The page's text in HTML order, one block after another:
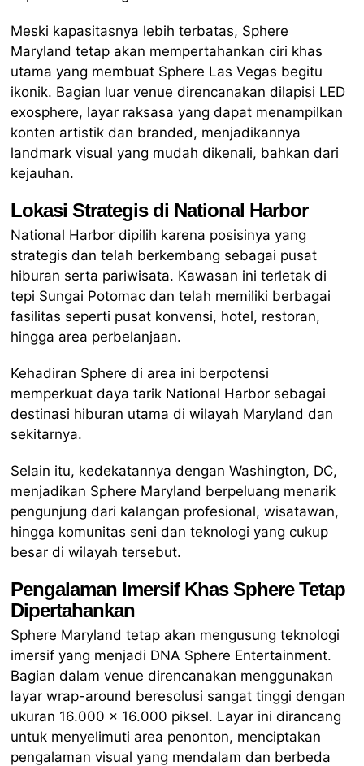
Meski kapasitasnya lebih terbatas, Sphere
Maryland tetap akan mempertahankan ciri khas
utama yang membuat Sphere Las Vegas begitu
ikonik. Bagian luar venue direncanakan dilapisi LED
exosphere, layar raksasa yang dapat menampilkan
konten artistik dan branded, menjadikannya
landmark visual yang mudah dikenali, bahkan dari
kejauhan.
Lokasi Strategis di National Harbor
National Harbor dipilih karena posisinya yang
strategis dan telah berkembang sebagai pusat
hiburan serta pariwisata. Kawasan ini terletak di
tepi Sungai Potomac dan telah memiliki berbagai
fasilitas seperti pusat konvensi, hotel, restoran,
hingga area perbelanjaan.
Kehadiran Sphere di area ini berpotensi
memperkuat daya tarik National Harbor sebagai
destinasi hiburan utama di wilayah Maryland dan
sekitarnya.
Selain itu, kedekatannya dengan Washington, DC,
menjadikan Sphere Maryland berpeluang menarik
pengunjung dari kalangan profesional, wisatawan,
hingga komunitas seni dan teknologi yang cukup
besar di wilayah tersebut.
Pengalaman Imersif Khas Sphere Tetap
Dipertahankan
Sphere Maryland tetap akan mengusung teknologi
imersif yang menjadi DNA Sphere Entertainment.
Bagian dalam venue direncanakan menggunakan
layar wrap-around beresolusi sangat tinggi dengan
ukuran 16.000 x 16.000 piksel. Layar ini dirancang
untuk menyelimuti area penonton, menciptakan
pengalaman visual yang mendalam dan berbeda